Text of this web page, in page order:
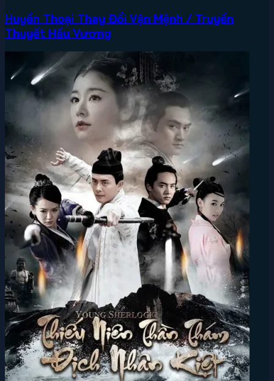
Huyền Thoại Thay Đổi Vận Mệnh / Truyền
Thuyết Hầu Vương